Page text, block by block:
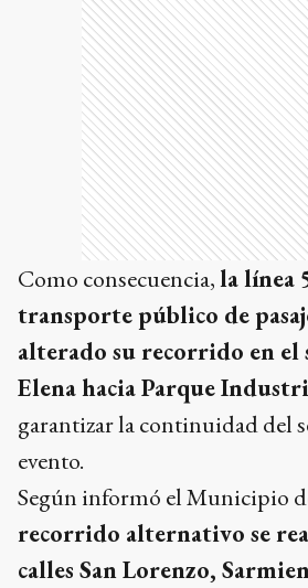
Como consecuencia,la línea
transporte público de
alterado su recorrido en el
Elena hacia Parque
garantizar la continuidad del
evento.
Según informó el Municipio
recorrido alternativo se
calles San Lorenzo,